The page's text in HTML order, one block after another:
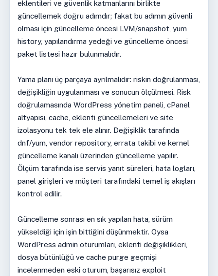
eklentileri ve güvenlik katmanlarını birlikte
güncellemek doğru adımdır; fakat bu adımın güvenli
olması için güncelleme öncesi LVM/snapshot, yum
history, yapılandırma yedeği ve güncelleme öncesi
paket listesi hazır bulunmalıdır.
Yama planı üç parçaya ayrılmalıdır: riskin doğrulanması,
değişikliğin uygulanması ve sonucun ölçülmesi. Risk
doğrulamasında WordPress yönetim paneli, cPanel
altyapısı, cache, eklenti güncellemeleri ve site
izolasyonu tek tek ele alınır. Değişiklik tarafında
dnf/yum, vendor repository, errata takibi ve kernel
güncelleme kanalı üzerinden güncelleme yapılır.
Ölçüm tarafında ise servis yanıt süreleri, hata logları,
panel girişleri ve müşteri tarafındaki temel iş akışları
kontrol edilir.
Güncelleme sonrası en sık yapılan hata, sürüm
yükseldiği için işin bittiğini düşünmektir. Oysa
WordPress admin oturumları, eklenti değişiklikleri,
dosya bütünlüğü ve cache purge geçmişi
incelenmeden eski oturum, başarısız exploit